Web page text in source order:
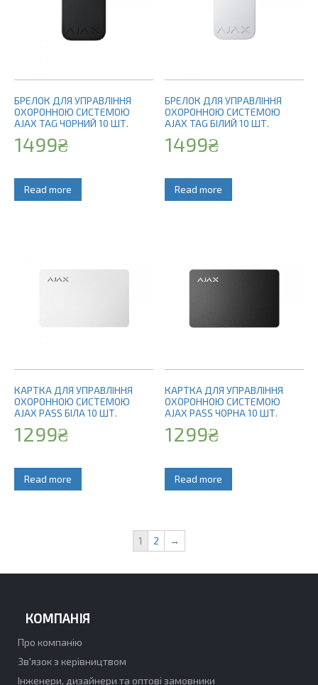
БРЕЛОК ДЛЯ УПРАВЛІННЯ
ОХОРОННОЮ СИСТЕМОЮ
AJAX TAG ЧОРНИЙ 10 ШТ.
1499₴
Read more
БРЕЛОК ДЛЯ УПРАВЛІННЯ
ОХОРОННОЮ СИСТЕМОЮ
AJAX TAG БІЛИЙ 10 ШТ.
1499₴
Read more
КАРТКА ДЛЯ УПРАВЛІННЯ
ОХОРОННОЮ СИСТЕМОЮ
AJAX PASS БІЛА 10 ШТ.
1299₴
Read more
КАРТКА ДЛЯ УПРАВЛІННЯ
ОХОРОННОЮ СИСТЕМОЮ
AJAX PASS ЧОРНА 10 ШТ.
1299₴
Read more
1 2 →
КОМПАНІЯ
Про компанію
Зв'язок з керівництвом
Інженери, дизайнери та оптові замовники